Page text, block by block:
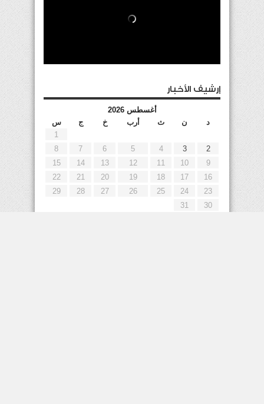
إرشيف الأخبار
أغسطس 2026
د
ن ث أرب خ ج
س
1
2
3
4
5
6
7
8
9
10
11
12
13
14
15
16
17
18
19
20
21
22
23
24
25
26
27
28
29
30
31